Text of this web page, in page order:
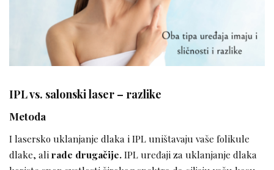
IPL vs. salonski laser – razlike
Metoda
I lasersko uklanjanje dlaka i IPL uništavaju vaše folikule
dlake, alirade drugačije.IPL uređaji za uklanjanje dlaka